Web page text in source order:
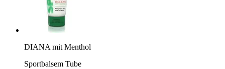
DIANA mit Menthol
Sportbalsem Tube